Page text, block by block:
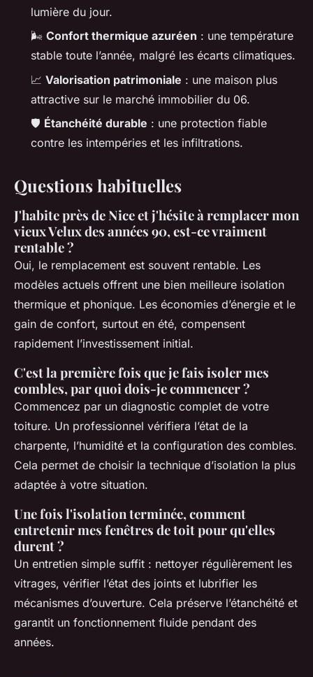
lumière du jour.
🌬️ Confort thermique azuréen : une température
stable toute l’année, malgré les écarts climatiques.
📈 Valorisation patrimoniale : une maison plus
attractive sur le marché immobilier du 06.
🛡️ Étanchéité durable : une protection fiable
contre les intempéries et les infiltrations.
Questions habituelles
J'habite près de Nice et j'hésite à remplacer mon
vieux Velux des années 90, est-ce vraiment
rentable ?
Oui, le remplacement est souvent rentable. Les
modèles actuels offrent une bien meilleure isolation
thermique et phonique. Les économies d’énergie et le
gain de confort, surtout en été, compensent
rapidement l’investissement initial.
C'est la première fois que je fais isoler mes
combles, par quoi dois-je commencer ?
Commencez par un diagnostic complet de votre
toiture. Un professionnel vérifiera l’état de la
charpente, l’humidité et la configuration des combles.
Cela permet de choisir la technique d’isolation la plus
adaptée à votre situation.
Une fois l'isolation terminée, comment
entretenir mes fenêtres de toit pour qu'elles
durent ?
Un entretien simple suffit : nettoyer régulièrement les
vitrages, vérifier l’état des joints et lubrifier les
mécanismes d’ouverture. Cela préserve l’étanchéité et
garantit un fonctionnement fluide pendant des
années.